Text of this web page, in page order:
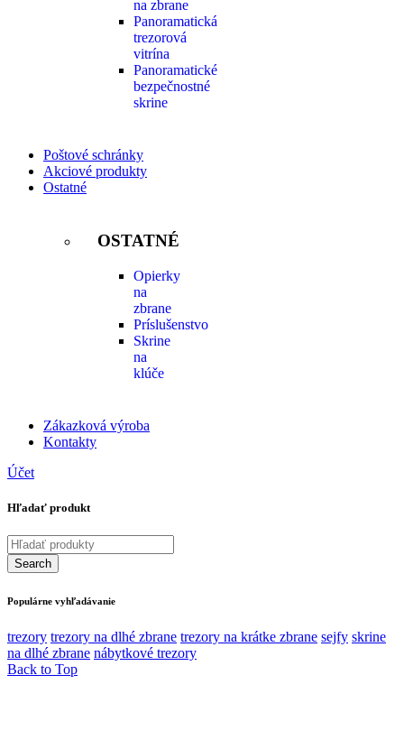
na zbrane
Panoramatická
trezorová
vitrína
Panoramatické
bezpečnostné
skrine
Poštové schránky
Akciové produkty
Ostatné
OSTATNÉ
Opierky
na
zbrane
Príslušenstvo
Skrine
na
klúče
Zákazková výroba
Kontakty
Účet
Hľadať produkt
Populárne vyhľadávanie
trezory trezory na dlhé zbrane trezory na krátke zbrane sejfy skrine
na dlhé zbrane nábytkové trezory
Back to Top